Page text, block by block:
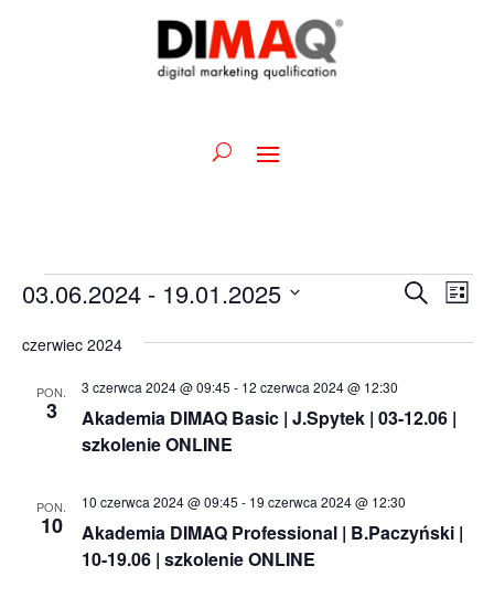
Wydarzenia
po
i
SzukajLista
03.06.2024 - 19.01.2025
datę.
czerwiec 2024
PON.
3
Akademia DIMAQ Basic | J.Spytek | 03-12.06 |
szkolenie ONLINE
3 czerwca 2024 @ 09:45 - 12 czerwca 2024 @ 12:30
PON.
10
Akademia DIMAQ Professional | B.Paczyński |
10-19.06 | szkolenie ONLINE
10 czerwca 2024 @ 09:45 - 19 czerwca 2024 @ 12:30